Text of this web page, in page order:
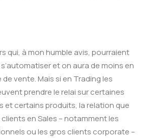
qui, à mon humble avis, pourraient
et on aura de moins en
vente. Mais si en Trading les
prendre le relai sur certaines
et certains produits, la relation que
clients en Sales – notamment les
ou les gros clients corporate –